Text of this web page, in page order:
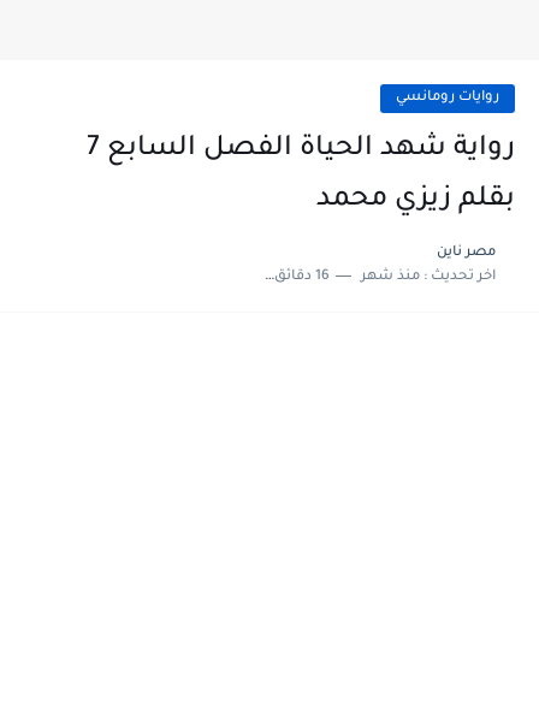
روايات رومانسي
رواية شهد الحياة الفصل السابع 7
بقلم زيزي محمد
مصر ناين
اخر تحديث :منذ شهر 16 دقائق للقراءة